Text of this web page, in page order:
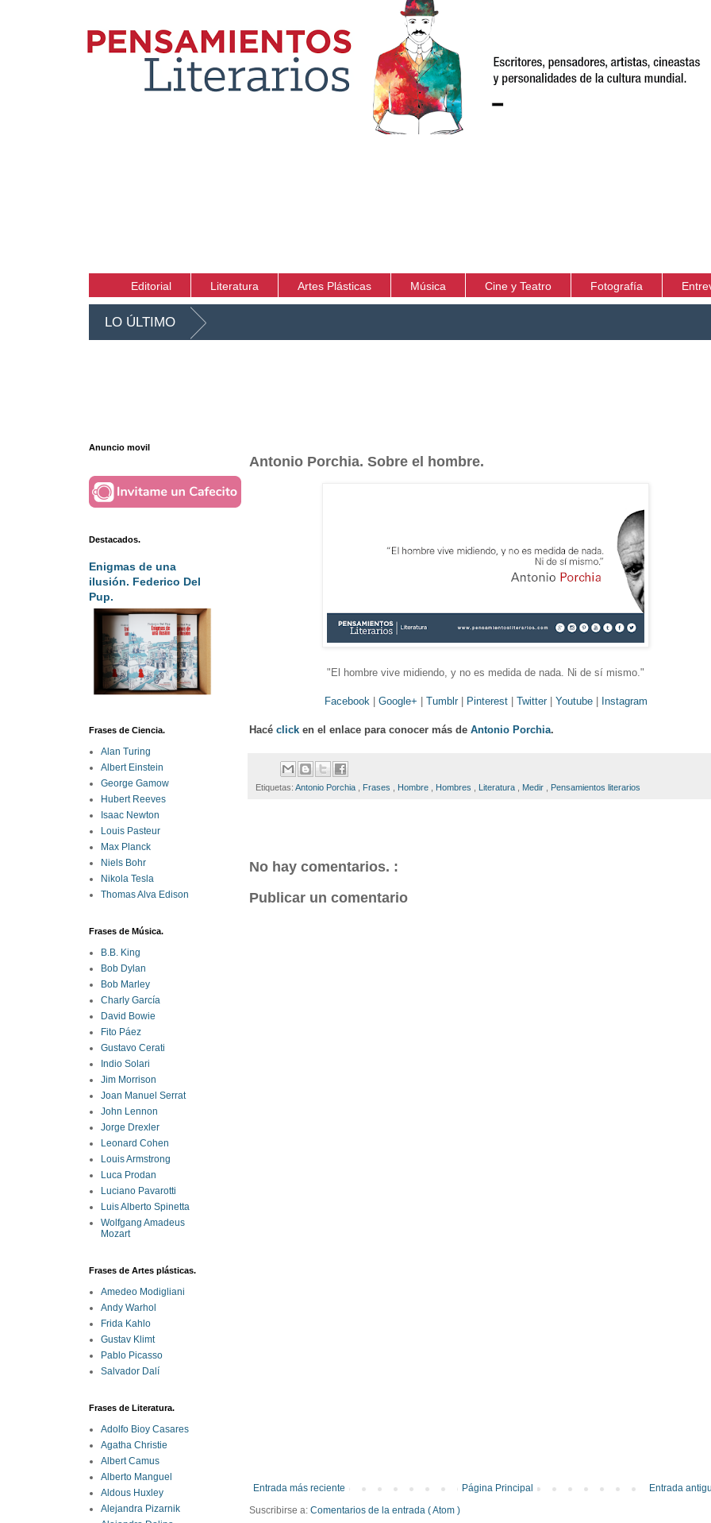
Editorial Literatura Artes Plásticas Música Cine y Teatro Fotografía
LO ÚLTIMO
Antonio Porchia. Sobre el hombre.
"El hombre vive midiendo, y no es medida de nada. Ni de sí mismo. "
Facebook | Google+ | Tumblr| Pinterest| Twitter| Youtube| Instagram
Hacé click en el enlace para conocer más de Antonio Porchia.
Etiquetas: Antonio Porchia Frases Hombre Hombres Literatura Medir Pensamientos literarios
No hay comentarios. :
Publicar un comentario
Entrada más reciente Entrada
Página Principal
Suscribirse a: Comentarios de la entrada ( Atom )
Anuncio movil
Destacados.
Enigmas de una
ilusión. Federico Del
Pup.
Frases de Ciencia.
Alan Turing
Albert Einstein
George Gamow
Hubert Reeves
Isaac Newton
Louis Pasteur
Max Planck
Niels Bohr
Nikola Tesla
Thomas Alva Edison
Frases de Música.
B.B. King
Bob Dylan
Bob Marley
Charly García
David Bowie
Fito Páez
Gustavo Cerati
Indio Solari
Jim Morrison
Joan Manuel Serrat
John Lennon
Jorge Drexler
Leonard Cohen
Louis Armstrong
Luca Prodan
Luciano Pavarotti
Luis Alberto Spinetta
Wolfgang Amadeus
Mozart
Frases de Artes plásticas.
Amedeo Modigliani
Andy Warhol
Frida Kahlo
Gustav Klimt
Pablo Picasso
Salvador Dalí
Frases de Literatura.
Adolfo Bioy Casares
Agatha Christie
Albert Camus
Alberto Manguel
Aldous Huxley
Alejandra Pizarnik